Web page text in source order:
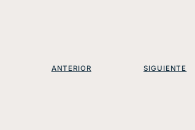
ANTERIOR SIGUIENTE